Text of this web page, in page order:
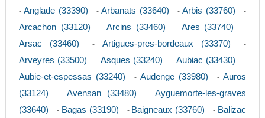
-Anglade (33390) -Arbanats (33640) -Arbis (33760) -
Arcachon (33120) - Arcins (33460) - Ares (33740) -
Arsac (33460) - Artigues-pres-bordeaux (33370) -
Arveyres (33500) - Asques (33240) - Aubiac (33430) -
Aubie-et-espessas (33240) - Audenge (33980) -Auros
(33124)
-Avensan (33480) -Ayguemorte-les-graves
(33640)
- Bagas (33190) - Baigneaux (33760) - Balizac